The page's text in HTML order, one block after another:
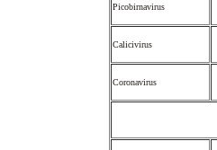
Picobirnavirus
Calicivirus
Coronavirus